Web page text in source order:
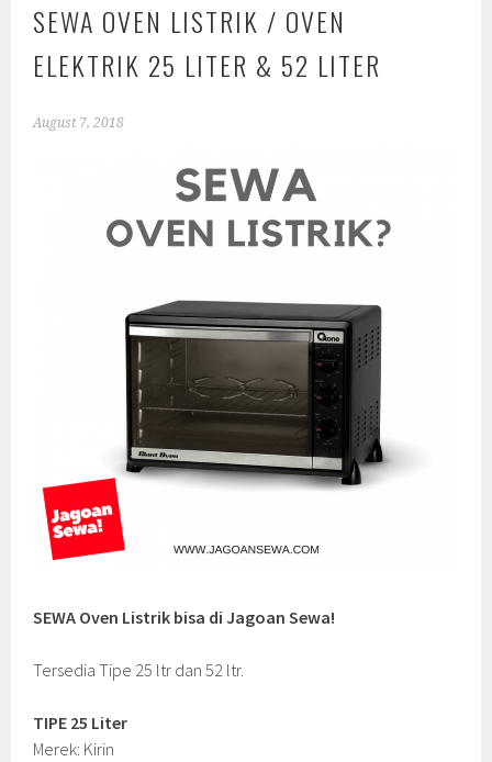
SEWA OVEN LISTRIK / OVEN
ELEKTRIK 25 LITER & 52 LITER
August 7, 2018
SEWA Oven Listrik bisa di Jagoan Sewa!
Tersedia Tipe 25 ltr dan 52 ltr.
TIPE 25 Liter
Merek: Kirin